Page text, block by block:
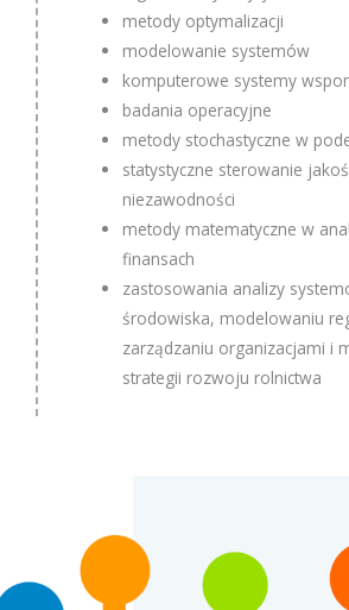
metody optymalizacji
modelowanie systemów
komputerowe systemy
badania operacyjne
metody stochastyczne w
statystyczne sterowanie
niezawodności
metody matematyczne w
finansach
zastosowania analizy
środowiska, modelowaniu
zarządzaniu organizacjami i
strategii rozwoju rolnictwa